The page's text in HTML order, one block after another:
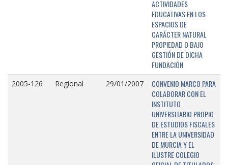
ACTIVIDADES
EDUCATIVAS EN LOS
ESPACIOS DE
CARÁCTER NATURAL
PROPIEDAD O BAJO
GESTIÓN DE DICHA
FUNDACIÓN
2005-126 Regional 29/01/2007
CONVENIO MARCO PARA
COLABORAR CON EL
INSTITUTO
UNIVERSITARIO PROPIO
DE ESTUDIOS FISCALES
ENTRE LA UNIVERSIDAD
DE MURCIA Y EL
ILUSTRE COLEGIO